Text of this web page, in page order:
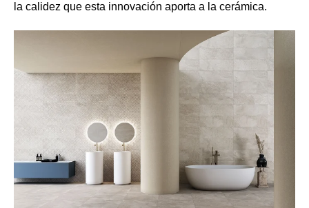
la calidez que esta innovación aporta a la cerámica.